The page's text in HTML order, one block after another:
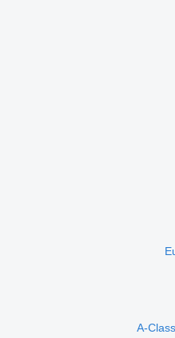
A-Class